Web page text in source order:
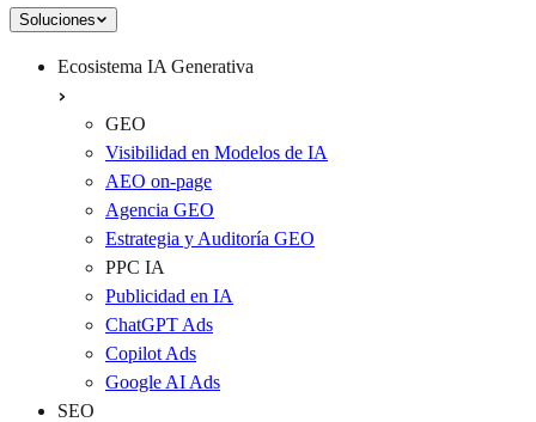
Soluciones
Ecosistema IA Generativa
GEO
Visibilidad en Modelos de IA
AEO on-page
Agencia GEO
Estrategia y Auditoría GEO
PPC IA
Publicidad en IA
ChatGPT Ads
Copilot Ads
Google AI Ads
SEO